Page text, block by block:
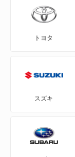
A3 スポーツバック
トヨタ
スズキ